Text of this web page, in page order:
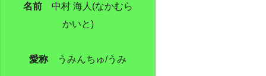
名前 中村 海人(なかむら
かいと)
愛称 うみんちゅ/うみ